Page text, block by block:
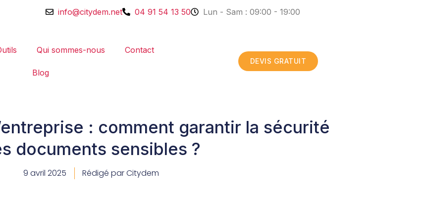
info@citydem.net 04 91 54 13 50 Lun - Sam : 09:00 - 19:00
Qui sommes-nous Contact
Blog
DEVIS GRATUIT
: comment garantir la sécurité
documents sensibles ?
9 avril 2025 Rédigé par Citydem